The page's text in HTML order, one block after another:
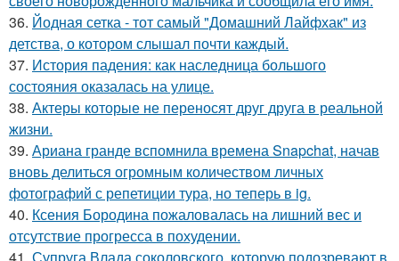
36. Йодная сетка - тот самый "Домашний Лайфхак" из
детства, о котором слышал почти каждый.
37. История падения: как наследница большого
состояния оказалась на улице.
38. Актеры которые не переносят друг друга в реальной
жизни.
39. Ариана гранде вспомнила времена Snapchat, начав
вновь делиться огромным количеством личных
фотографий с репетиции тура, но теперь в ig.
40. Ксения Бородина пожаловалась на лишний вес и
отсутствие прогресса в похудении.